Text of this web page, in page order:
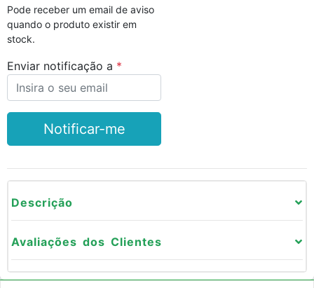
Pode receber um email de aviso
quando o produto existir em
stock.
Enviar notificação a
Notificar-me
Descrição
Avaliações dos Clientes